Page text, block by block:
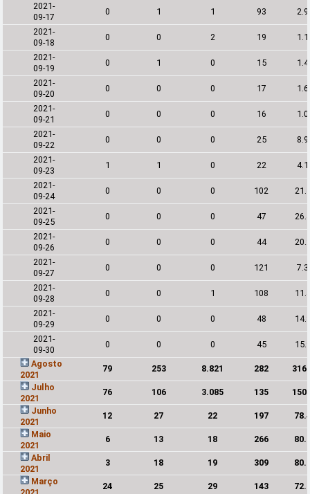
2021-
09-17
0 1 1 93
2021-
09-18
0 0 2 19
2021-
09-19
0 1 0 15
2021-
09-20
0 0 0 17
2021-
09-21
0 0 0 16
2021-
09-22
0 0 0 25
2021-
09-23
1 1 0 22
2021-
09-24
0 0 0 102
2021-
09-25
0 0 0 47
2021-
09-26
0 0 0 44
2021-
09-27
0 0 0 121
2021-
09-28
0 0 1 108
2021-
09-29
0 0 0 48
2021-
09-30
0 0 0 45
Agosto
2021
79 253 8.821 282
Julho
2021
76 106 3.085 135
Junho
2021
12 27 22 197
Maio
2021
6 13 18 266
Abril
2021
3 18 19 309
Março
24 25 29 143